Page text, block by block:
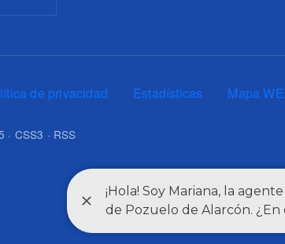
de privacidad Estadísticas Mapa
CSS3 · RSS